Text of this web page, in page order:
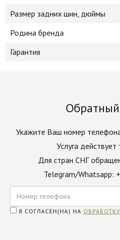
Размер задних шин, дюймы
Родина бренда
Гарантия
Укажите Ваш номер
Услуга
Для стран СНГ
Telegram/Whatsapp:
Я СОГЛАСЕН(НА) НА